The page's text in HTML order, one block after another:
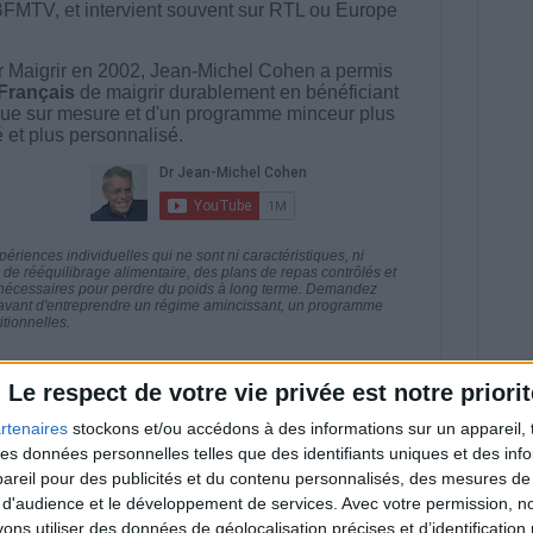
Le respect de votre vie privée est notre
stockons et/ou accédons à des informations sur un appareil,
données personnelles telles que des identifiants uniques et des
pour des publicités et du contenu personnalisés, des mesures
et le développement de services. Avec votre permission,
utiliser des données de géolocalisation précises et d’identification
et intervient souvent sur RTL ou Europe
Maigrir en 2002, Jean-Michel Cohen a permis
de maigrir durablement en bénéficiant
sur mesure et d'un programme minceur plus
et plus personnalisé.
individuelles qui ne sont ni caractéristiques, ni
rééquilibrage alimentaire, des plans de repas contrôlés et
pour perdre du poids à long terme. Demandez
d'entreprendre un régime amincissant, un programme
Voir tout
en live en participant à des vidéo-
et les diététiciennes du programme.